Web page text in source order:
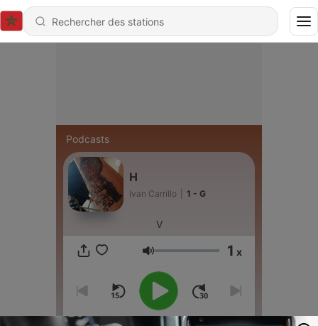
Podcasts
H
Ivan Carrillo 1 - G
V
Volume 1 x
00:00 00:00